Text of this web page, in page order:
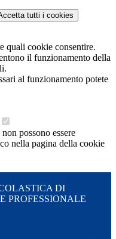
tutti i cookies
quali cookie consentire.
il funzionamento della
al funzionamento potete
possono essere
nella pagina della cookie
DI
PROFESSIONALE